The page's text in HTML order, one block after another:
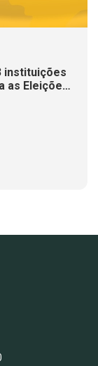
instituições
as Eleições